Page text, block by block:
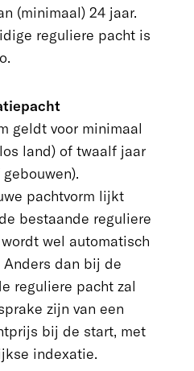
(minimaal) 24 jaar.
reguliere pacht is
geldt voor minimaal
land) of twaalf jaar
pachtvorm lijkt
bestaande reguliere
wel automatisch
Anders dan bij de
reguliere pacht zal
zijn van een
bij de start, met
indexatie.